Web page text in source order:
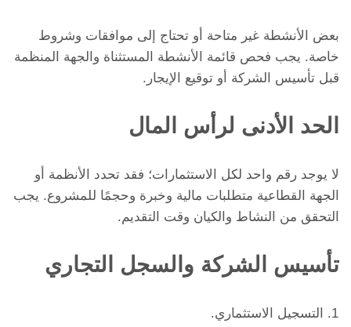
بعض الأنشطة غير متاحة أو تحتاج إلى موافقات وشروط
خاصة. يجب فحص قائمة الأنشطة المستثناة والجهة المنظمة
قبل تأسيس الشركة أو توقيع الإيجار.
الحد الأدنى لرأس المال
لا يوجد رقم واحد لكل الاستثمارات؛ فقد تحدد الأنظمة أو
الجهة القطاعية متطلبات مالية وخبرة وحجمًا للمشروع. يجب
التحقق من النشاط والكيان وقت التقديم.
تأسيس الشركة والسجل التجاري
التسجيل الاستثماري.